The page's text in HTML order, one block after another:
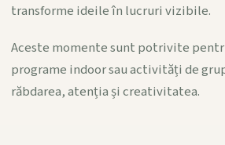
transforme ideile în lucruri vizibile.
Aceste momente sunt potrivite
programe indoor sau activități de
răbdarea, atenția și creativitatea.